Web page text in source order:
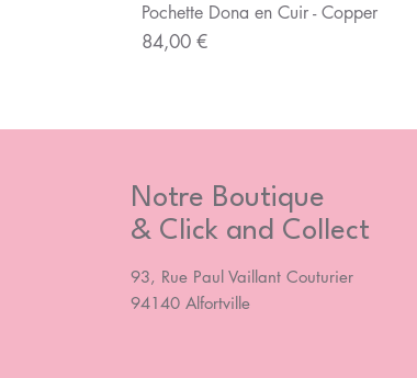
Pochette Dona en Cuir - Copper
Prix
84,00 €
Notre Boutique
& Click and Collect
93, Rue Paul Vaillant Couturier
94140 Alfortville